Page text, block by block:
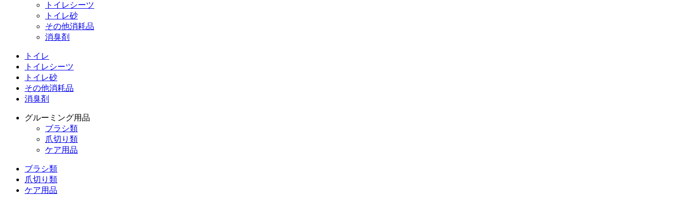
トイレシーツ
トイレ砂
その他消耗品
消臭剤
トイレ
トイレシーツ
トイレ砂
その他消耗品
消臭剤
グルーミング用品
ブラシ類
爪切り類
ケア用品
ブラシ類
爪切り類
ケア用品